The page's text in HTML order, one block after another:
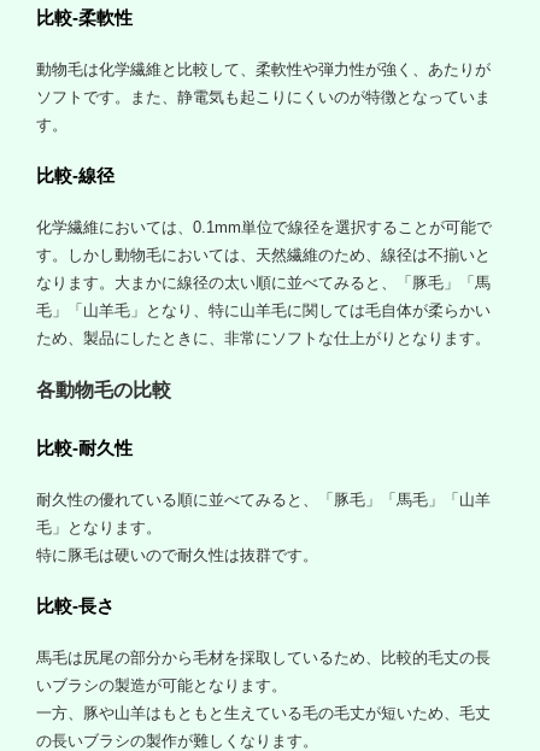
比較-柔軟性
動物毛は化学繊維と比較して、柔軟性や弾力性が強く、あたりが
ソフトです。また、静電気も起こりにくいのが特徴となっていま
す。
比較-線径
化学繊維においては、0.1mm単位で線径を選択することが可能で
す。しかし動物毛においては、天然繊維のため、線径は不揃いと
なります。大まかに線径の太い順に並べてみると、「豚毛」「馬
毛」「山羊毛」となり、特に山羊毛に関しては毛自体が柔らかい
ため、製品にしたときに、非常にソフトな仕上がりとなります。
各動物毛の比較
比較-耐久性
耐久性の優れている順に並べてみると、「豚毛」「馬毛」「山羊
毛」となります。
特に豚毛は硬いので耐久性は抜群です。
比較-長さ
馬毛は尻尾の部分から毛材を採取しているため、比較的毛丈の長
いブラシの製造が可能となります。
一方、豚や山羊はもともと生えている毛の毛丈が短いため、毛丈
の長いブラシの製作が難しくなります。